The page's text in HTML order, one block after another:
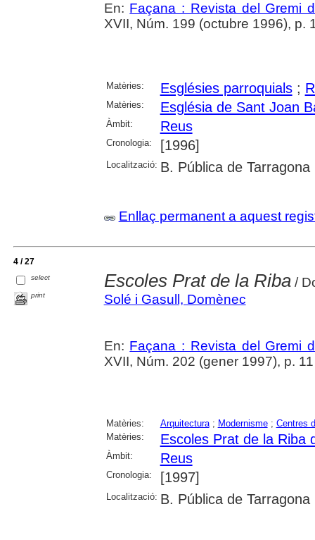
En: Façana : Revista del Gremi
XVII, Núm. 199 (octubre 1996), p.
Matèries: Esglésies parroquials;
Matèries: Església de Sant Joan
Àmbit: Reus
Cronologia: [1996]
Localització: B. Pública de Tarragona
Enllaç permanent a aquest
4 / 27
select
print
Escoles Prat de la Riba/
Solé i Gasull, Domènec
En: Façana : Revista del Gremi
XVII, Núm. 202 (gener 1997), p. 11
Matèries: Arquitectura; Modernisme; Centres
Matèries:
Escoles Prat de la Riba
Àmbit: Reus
Cronologia: [1997]
Localització: B. Pública de Tarragona